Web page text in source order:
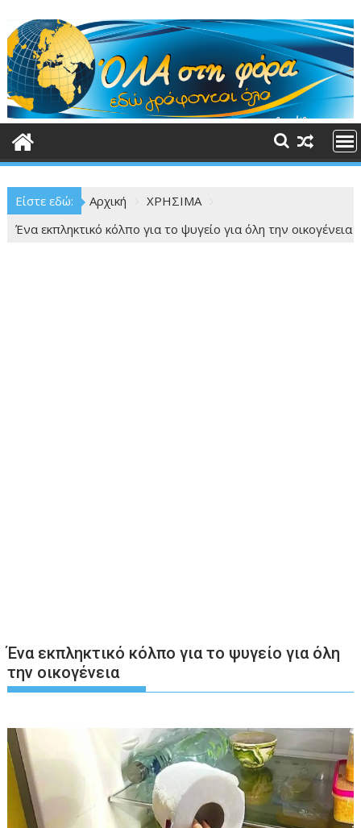
στο
περιεχόμενο
Είστε εδώ: Αρχική
ΧΡΗΣΙΜΑ
Ένα εκπληκτικό κόλπο για το ψυγείο για όλη την οικογένεια
Ένα εκπληκτικό κόλπο για το ψυγείο για όλη
την οικογένεια